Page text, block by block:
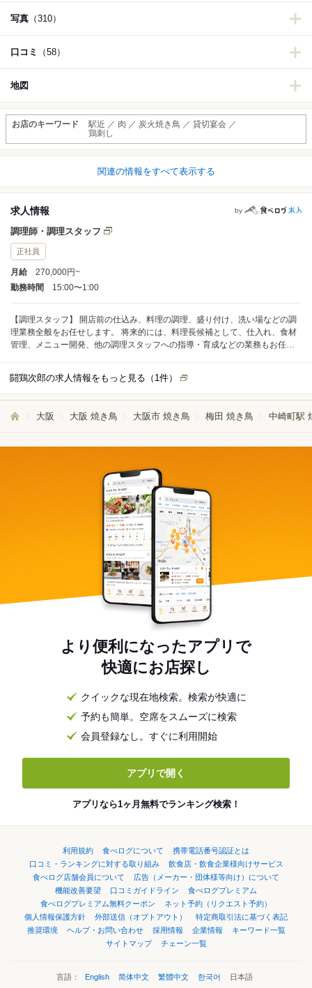
写真 （310）
口コミ （58）
地図
お店のキーワード
駅近 ／ 肉 ／ 炭火焼き鳥 ／ 貸切宴会 ／
鶏刺し
関連の情報をすべて表示する
求人情報 by
調理師・調理スタッフ
正社員
月給
270,000円~
勤務時間
15:00〜1:00
【調理スタッフ】 開店前の仕込み、料理の調理、盛り付け、洗い場などの調
理業務全般をお任せします。 将来的には、料理長候補として、仕入れ、食材
管理、メニュー開発、他の調理スタッフへの指導・育成などの業務もお任せ
闘鶏次郎の求人情報をもっと見る（ 1件）
大阪 大阪 焼き鳥 大阪市 焼き鳥 梅田 焼き鳥 中崎町駅
より便利になったアプリで
快適にお店探し
クイックな現在地検索。検索が快適に
予約も簡単。空席をスムーズに検索
会員登録なし。すぐに利用開始
アプリで開く
アプリなら1ヶ月無料でランキング検索！
利用規約 食べログについて
携帯電話番号認証とは
口コミ・ランキングに対する取り組み
飲食店・飲食企業様向けサービス
食べログ店舗会員について
広告（メーカー・団体様等向け）について
機能改善要望
口コミガイドライン
食べログプレミアム
食べログプレミアム無料クーポン
ネット予約（リクエスト予約）
個人情報保護方針
外部送信（オプトアウト）
特定商取引法に基づく表記
推奨環境
ヘルプ・お問い合わせ 採用情報 企業情報
キーワード一覧
サイトマップ
チェーン一覧
言語： English 简体中文 繁體中文 한국어 日本語